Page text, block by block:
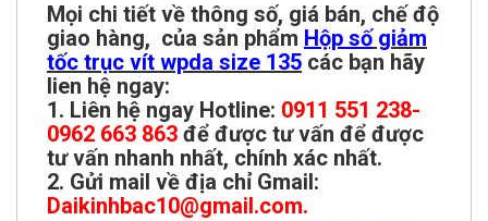
Mọi chi tiết về thông số, giá bán, chế độ
giao hàng, của sản phẩm Hộp sốgiảm
tốc trục vít wpda size 135 các bạn hãy
lien hệ ngay:
1. Liên hệ ngay Hotline: 0911 551 238-
0962 663 863 để được tư vấn để được
tư vấn nhanh nhất, chính xác nhất.
2. Gửi mail về địa chỉ Gmail:
Daikinhbac10@gmail.com.